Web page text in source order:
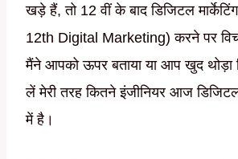
खड़े हैं, तो 12 वीं के बाद डिजिटल
12th Digital Marketing) करने पर
मैंने आपको ऊपर बताया या आप खुद थोड़ा
लें मेरी तरह कितने इंजीनियर आज
में है।